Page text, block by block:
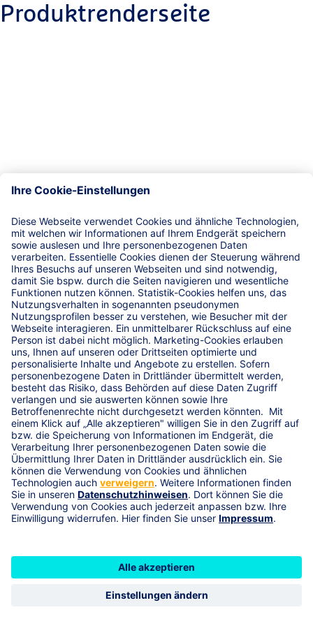
Produktrenderseite